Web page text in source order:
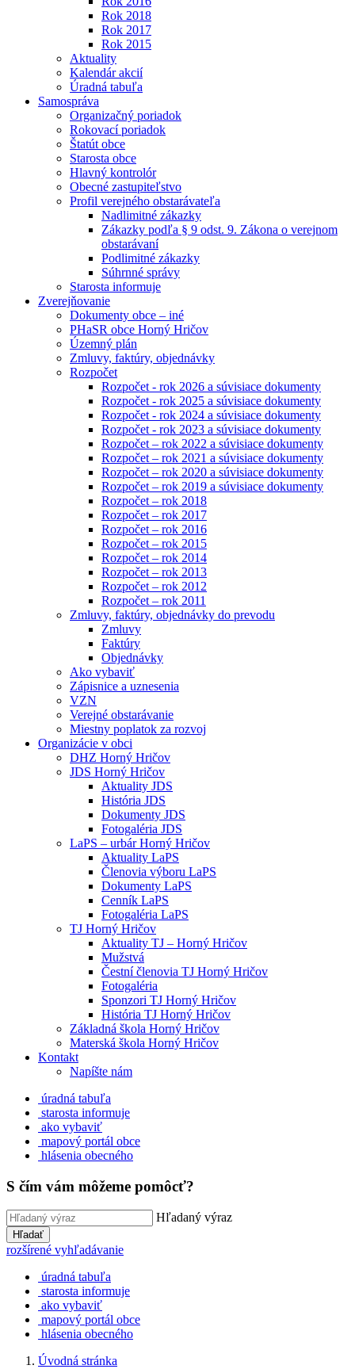
Rok 2018
Rok 2017
Rok 2015
Aktuality
Kalendár akcií
Úradná tabuľa
Samospráva
Organizačný poriadok
Rokovací poriadok
Štatút obce
Starosta obce
Hlavný kontrolór
Obecné zastupiteľstvo
Profil verejného obstarávateľa
Nadlimitné zákazky
Zákazky podľa § 9 odst. 9. Zákona o verejnom
obstarávaní
Podlimitné zákazky
Súhrnné správy
Starosta informuje
Zverejňovanie
Dokumenty obce – iné
PHaSR obce Horný Hričov
Územný plán
Zmluvy, faktúry, objednávky
Rozpočet
Rozpočet - rok 2026 a súvisiace dokumenty
Rozpočet - rok 2025 a súvisiace dokumenty
Rozpočet - rok 2024 a súvisiace dokumenty
Rozpočet - rok 2023 a súvisiace dokumenty
Rozpočet – rok 2022 a súvisiace dokumenty
Rozpočet – rok 2021 a súvisiace dokumenty
Rozpočet – rok 2020 a súvisiace dokumenty
Rozpočet – rok 2019 a súvisiace dokumenty
Rozpočet – rok 2018
Rozpočet – rok 2017
Rozpočet – rok 2016
Rozpočet – rok 2015
Rozpočet – rok 2014
Rozpočet – rok 2013
Rozpočet – rok 2012
Rozpočet – rok 2011
Zmluvy, faktúry, objednávky do prevodu
Zmluvy
Faktúry
Objednávky
Ako vybaviť
Zápisnice a uznesenia
VZN
Verejné obstarávanie
Miestny poplatok za rozvoj
Organizácie v obci
DHZ Horný Hričov
JDS Horný Hričov
Aktuality JDS
História JDS
Dokumenty JDS
Fotogaléria JDS
LaPS – urbár Horný Hričov
Aktuality LaPS
Členovia výboru LaPS
Dokumenty LaPS
Cenník LaPS
Fotogaléria LaPS
TJ Horný Hričov
Aktuality TJ – Horný Hričov
Mužstvá
Čestní členovia TJ Horný Hričov
Fotogaléria
Sponzori TJ Horný Hričov
História TJ Horný Hričov
Základná škola Horný Hričov
Materská škola Horný Hričov
Kontakt
Napíšte nám
úradná tabuľa
starosta informuje
ako vybaviť
mapový portál obce
hlásenia obecného
S čím vám môžeme pomôcť?
Hľadaný výraz
Hľadať
rozšírené vyhľadávanie
úradná tabuľa
starosta informuje
ako vybaviť
mapový portál obce
hlásenia obecného
Úvodná stránka